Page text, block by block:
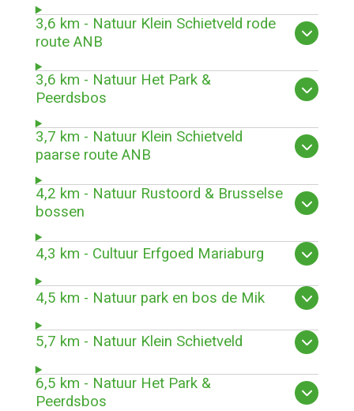
3,6 km - Natuur Klein Schietveld rode
route ANB
3,6 km - Natuur Het Park &
Peerdsbos
3,7 km - Natuur Klein Schietveld
paarse route ANB
4,2 km - Natuur Rustoord & Brusselse
bossen
4,3 km - Cultuur Erfgoed Mariaburg
4,5 km - Natuur park en bos de Mik
5,7 km - Natuur Klein Schietveld
6,5 km - Natuur Het Park &
Peerdsbos